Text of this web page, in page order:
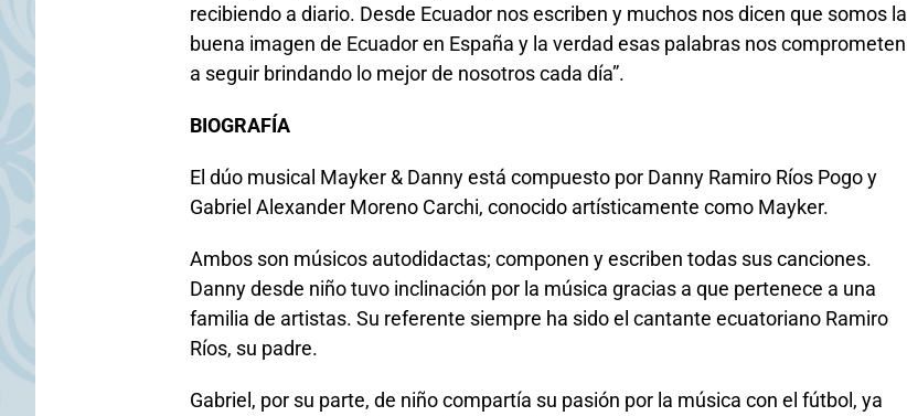
recibiendo a diario. Desde Ecuador nos escriben y muchos nos dicen que somos la
buena imagen de Ecuador en España y la verdad esas palabras nos comprometen
a seguir brindando lo mejor de nosotros cada día”.
BIOGRAFÍA
El dúo musical Mayker & Danny está compuesto por Danny Ramiro Ríos Pogo y
Gabriel Alexander Moreno Carchi, conocido artísticamente como Mayker.
Ambos son músicos autodidactas; componen y escriben todas sus canciones.
Danny desde niño tuvo inclinación por la música gracias a que pertenece a una
familia de artistas. Su referente siempre ha sido el cantante ecuatoriano Ramiro
Ríos, su padre.
Gabriel, por su parte, de niño compartía su pasión por la música con el fútbol, ya